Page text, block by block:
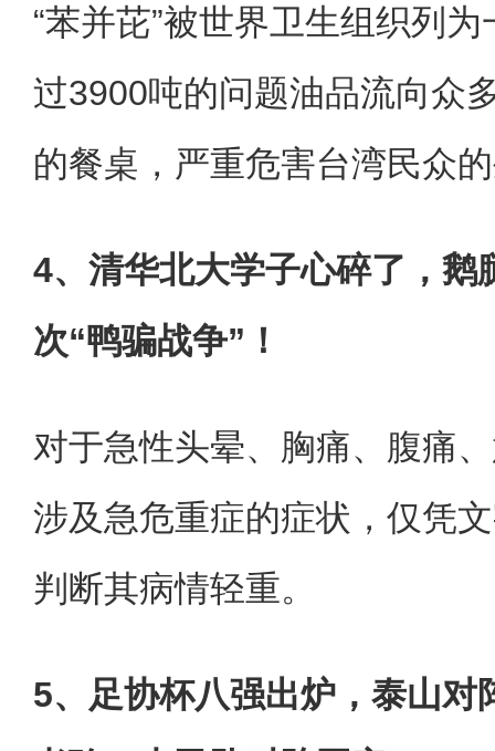
“苯并芘”被世界卫生组织列
过3900吨的问题油品流向众
的餐桌，严重危害台湾民众
4、清华北大学子心碎了，鹅
次“鸭骗战争”！
对于急性头晕、胸痛、腹痛
涉及急危重症的症状，仅凭
判断其病情轻重。
5、足协杯八强出炉，泰山对